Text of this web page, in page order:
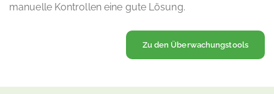
manuelle Kontrollen eine gute Lösung.
Zu den Überwachungstools